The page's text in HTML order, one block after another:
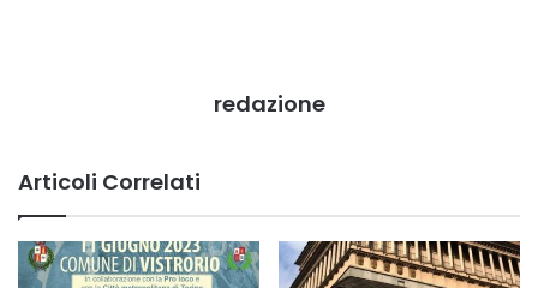
redazione
Articoli Correlati